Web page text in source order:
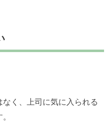
く、上司に気に入られる